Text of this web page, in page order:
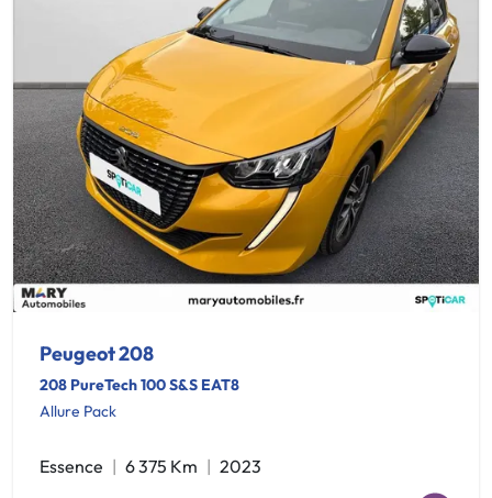
Peugeot 208
208 PureTech 100 S&S EAT8
Allure Pack
Essence 6 375 Km
2023